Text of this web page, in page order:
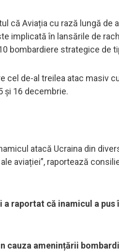
că Aviația cu rază lungă de
implicată în lansările de
bombardiere strategice de
cel de-al treilea atac masiv
și 16 decembrie.
atacă Ucraina din
aviației”, raportează
a raportat că inamicul a
cauza amenințării